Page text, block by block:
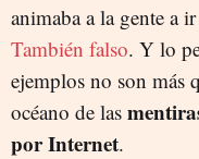
animaba a la gente a
También falso. Y lo
ejemplos no son más
océano de las
por Internet.